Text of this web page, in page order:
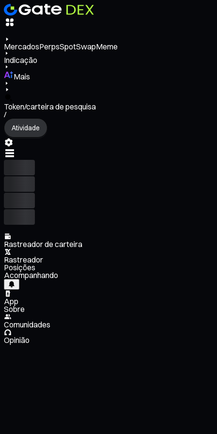
MercadosPerpsSpotSwapMeme
Indicação
Mais
Token/carteira de pesquisa
/
Atividade
Rastreador de carteira
Rastreador
Posições
Acompanhando
App
Sobre
Comunidades
Opinião